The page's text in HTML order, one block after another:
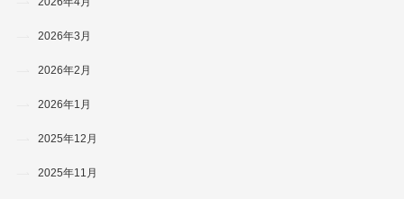
2026年3月
2026年2月
2026年1月
2025年12月
2025年11月